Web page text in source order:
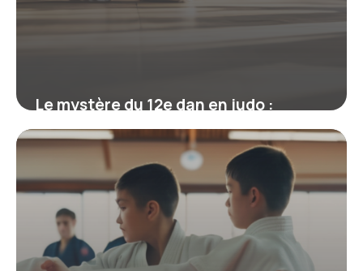
Le mystère du 12e dan en judo :
mythe, réalité et héritage de Jigoro
Kano
19 juin 2026